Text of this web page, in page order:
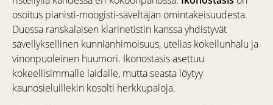
osoitus pianisti-moogisti-säveltäjän omintakeisuudesta.
Duossa ranskalaisen klarinetistin kanssa yhdistyvät
sävellyksellinen kunnianhimoisuus, utelias kokeilunhalu ja
vinonpuoleinen huumori. Ikonostasis asettuu
kokeellisimmalle laidalle, mutta seasta löytyy
kaunosieluillekin kosolti herkkupaloja.